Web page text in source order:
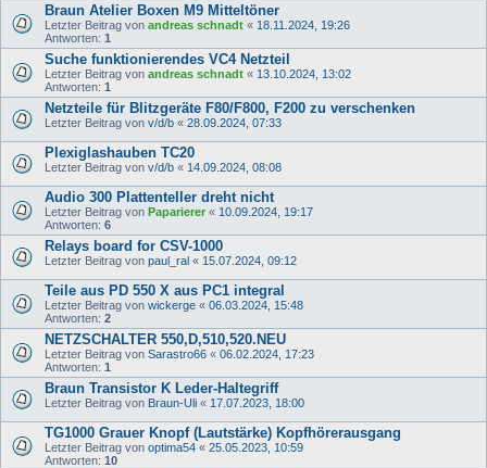
Braun Atelier Boxen M9 Mitteltöner
Letzter Beitrag von andreas schnadt « 18.11.2024, 19:26
Antworten: 1
Suche funktionierendes VC4 Netzteil
Letzter Beitrag von andreas schnadt « 13.10.2024, 13:02
Antworten: 1
Netzteile für Blitzgeräte F80/F800, F200 zu verschenken
Letzter Beitrag von v/d/b « 28.09.2024, 07:33
Plexiglashauben TC20
Letzter Beitrag von v/d/b « 14.09.2024, 08:08
Audio 300 Plattenteller dreht nicht
Letzter Beitrag von Paparierer « 10.09.2024, 19:17
Antworten: 6
Relays board for CSV-1000
Letzter Beitrag von paul_ral « 15.07.2024, 09:12
Teile aus PD 550 X aus PC1 integral
Letzter Beitrag von wickerge « 06.03.2024, 15:48
Antworten: 2
NETZSCHALTER 550,D,510,520.NEU
Letzter Beitrag von Sarastro66 « 06.02.2024, 17:23
Antworten: 1
Braun Transistor K Leder-Haltegriff
Letzter Beitrag von Braun-Uli « 17.07.2023, 18:00
TG1000 Grauer Knopf (Lautstärke) Kopfhörerausgang
Letzter Beitrag von optima54 « 25.05.2023, 10:59
Antworten: 10